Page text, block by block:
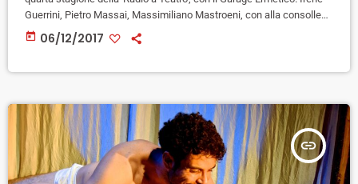
Guerrini, Pietro Massai, Massimiliano Mastroeni, con alla consolle
Leonardo Monfardini e gli effetti sonori Lorenzo Carcasci,
porteranno il pubblico in viaggio attraverso il paese Italico, per
today 06/12/2017
insert_link